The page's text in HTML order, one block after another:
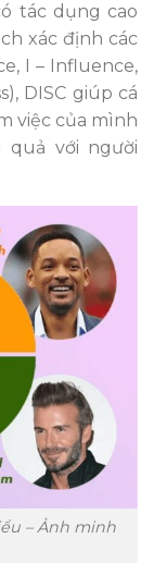
tác dụng cao
xác định các
I – Influence,
DISC giúp cá
việc của mình
với người
– Ảnh minh